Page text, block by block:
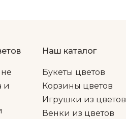
и
Наш каталог
Букеты цветов
Корзины цветов
Игрушки из цветов
Венки из цветов